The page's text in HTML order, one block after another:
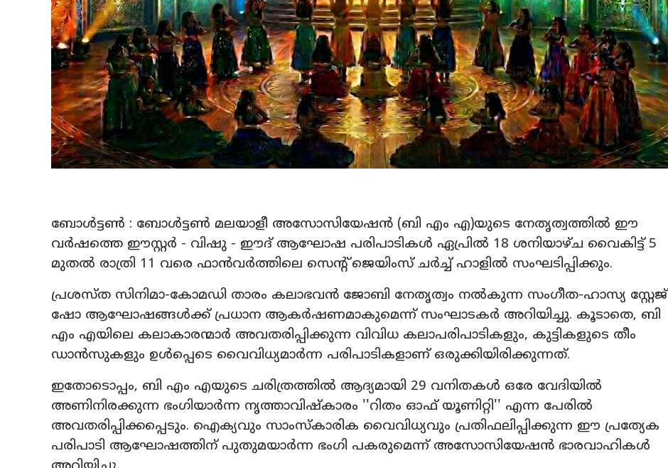
ബോള്‍ട്ടണ്‍ : ബോള്‍ട്ടണ്‍ മലയാളീ അസോസിയേഷന്‍ (ബി എം എ)യുടെ നേതൃത്വത്തില്‍ ഈ
വര്‍ഷത്തെ ഈസ്റ്റര്‍ - വിഷു - ഈദ് ആഘോഷ പരിപാടികള്‍ ഏപ്രില്‍ 18 ശനിയാഴ്ച വൈകിട്ട് 5
മുതല്‍ രാത്രി 11 വരെ ഫാന്‍വര്‍ത്തിലെ സെന്റ് ജെയിംസ് ചര്‍ച്ച് ഹാളില്‍ സംഘടിപ്പിക്കും.
പ്രശസ്ത സിനിമാ-കോമഡി താരം കലാഭവന്‍ ജോബി നേതൃത്വം നല്‍കുന്ന സംഗീത-ഹാസ്യ സ്റ്റേജ്
ഷോ ആഘോഷങ്ങള്‍ക്ക് പ്രധാന ആകര്‍ഷണമാകുമെന്ന് സംഘാടകര്‍ അറിയിച്ചു. കൂടാതെ, ബി
എം എയിലെ കലാകാരന്മാര്‍ അവതരിപ്പിക്കുന്ന വിവിധ കലാപരിപാടികളും, കുട്ടികളുടെ തീം
ഡാന്‍സുകളും ഉള്‍പ്പെടെ വൈവിധ്യമാര്‍ന്ന പരിപാടികളാണ് ഒരുക്കിയിരിക്കുന്നത്.
ഇതോടൊപ്പം, ബി എം എയുടെ ചരിത്രത്തില്‍ ആദ്യമായി 29 വനിതകള്‍ ഒരേ വേദിയില്‍
അണിനിരക്കുന്ന ഭംഗിയാര്‍ന്ന നൃത്താവിഷ്‌കാരം ''റിതം ഓഫ് യൂണിറ്റി'' എന്ന പേരില്‍
അവതരിപ്പിക്കപ്പെടും. ഐക്യവും സാംസ്‌കാരിക വൈവിധ്യവും പ്രതിഫലിപ്പിക്കുന്ന ഈ പ്രത്യേക
പരിപാടി ആഘോഷത്തിന് പുതുമയാര്‍ന്ന ഭംഗി പകരുമെന്ന് അസോസിയേഷന്‍ ഭാരവാഹികള്‍